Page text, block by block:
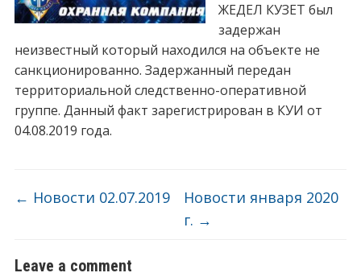
ЖЕДЕЛ КУЗЕТ был
задержан
неизвестный который находился на объекте не
санкционированно. Задержанный передан
территориальной следственно-оперативной
группе. Данный факт зарегистрирован в КУИ от
04.08.2019 года.
← Новости 02.07.2019
Новости января 2020
г. →
Leave a comment